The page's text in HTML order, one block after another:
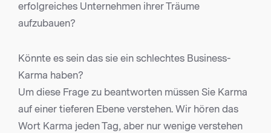
erfolgreiches Unternehmen ihrer Träume
aufzubauen?
Könnte es sein das sie ein schlechtes Business-
Karma haben?
Um diese Frage zu beantworten müssen Sie Karma
auf einer tieferen Ebene verstehen. Wir hören das
Wort Karma jeden Tag, aber nur wenige verstehen